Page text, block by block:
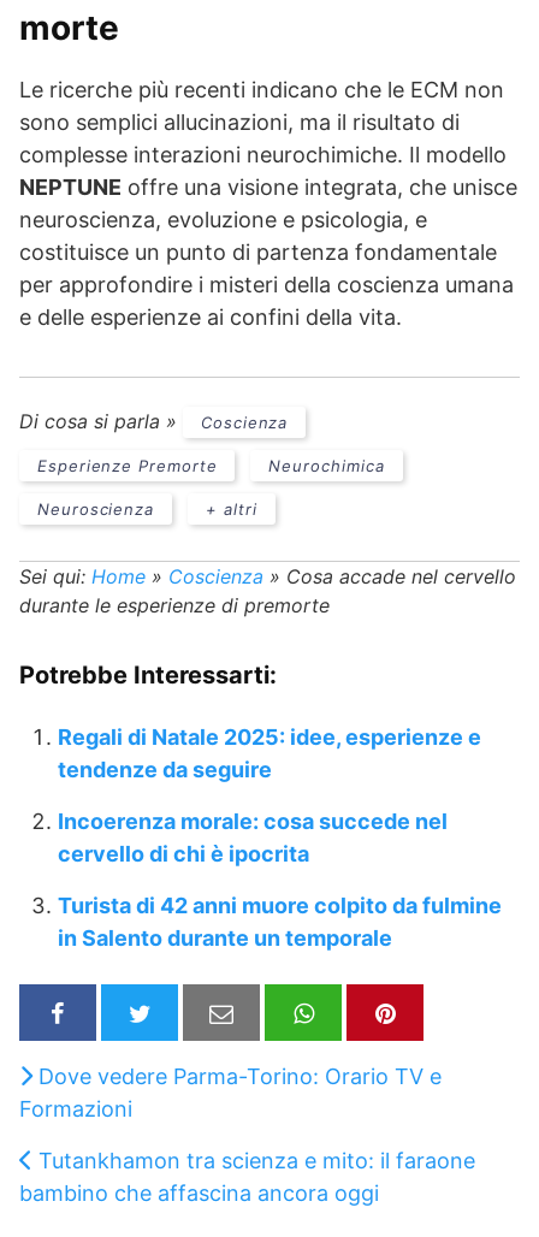
morte
Le ricerche più recenti indicano che le ECM non
sono semplici allucinazioni, ma il risultato di
complesse interazioni neurochimiche. Il modello
NEPTUNE offre una visione integrata, che unisce
neuroscienza, evoluzione e psicologia, e
costituisce un punto di partenza fondamentale
per approfondire i misteri della coscienza umana
e delle esperienze ai confini della vita.
Di cosa si parla » Coscienza
Esperienze Premorte Neurochimica
Neuroscienza + altri
Sei qui: Home » Coscienza » Cosa accade nel cervello
durante le esperienze di premorte
Potrebbe Interessarti:
Regali di Natale 2025: idee, esperienze e
tendenze da seguire
Incoerenza morale: cosa succede nel
cervello di chi è ipocrita
Turista di 42 anni muore colpito da fulmine
in Salento durante un temporale
Dove vedere Parma-Torino: Orario TV e
Formazioni
Tutankhamon tra scienza e mito: il faraone
bambino che affascina ancora oggi